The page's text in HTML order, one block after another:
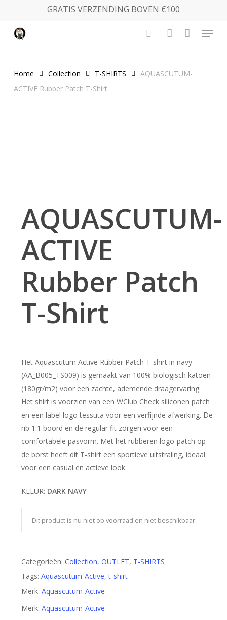
main
GRATIS VERZENDING BOVEN €100
Menu
Home Collection T-SHIRTS
AQUASCUTUM-
ACTIVE Rubber Patch T-Shirt
AQUASCUTUM-
ACTIVE
Rubber Patch
T-Shirt
Het Aquascutum Active Rubber Patch T-shirt in navy
(AA_B005_TS009) is gemaakt van 100% biologisch katoen
(180gr/m2) voor een zachte, ademende draagervaring.
Het shirt is voorzien van een WClub Check siliconen patch
en een label logo tessuta voor een verfijnde afwerking. De
rib 1:1 boord en de regular fit zorgen voor een
comfortabele pasvorm. Met het rubberen logo-patch op
de borst heeft dit T-shirt een sportieve uitstraling, ideaal
voor een casual en actieve look.
KLEUR: DARK NAVY
Dit product is nu niet op voorraad en niet beschikbaar.
Categorieën: Collection, OUTLET, T-SHIRTS
Tags: Aquascutum-Active,t-shirt
Merk: Aquascutum-Active
Merk: Aquascutum-Active